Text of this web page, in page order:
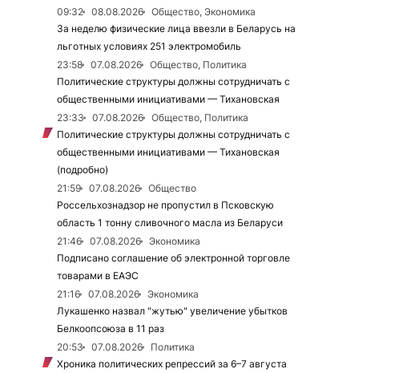
09:32
08.08.2026
Общество, Экономика
За неделю физические лица ввезли в Беларусь на
льготных условиях 251 электромобиль
23:58
07.08.2026
Общество, Политика
Политические структуры должны сотрудничать с
общественными инициативами — Тихановская
23:33
07.08.2026
Общество, Политика
Политические структуры должны сотрудничать с
общественными инициативами — Тихановская
(подробно)
21:59
07.08.2026
Общество
Россельхознадзор не пропустил в Псковскую
область 1 тонну сливочного масла из Беларуси
21:46
07.08.2026
Экономика
Подписано соглашение об электронной торговле
товарами в ЕАЭС
21:16
07.08.2026
Экономика
Лукашенко назвал "жутью" увеличение убытков
Белкоопсоюза в 11 раз
20:53
07.08.2026
Политика
Хроника политических репрессий за 6–7 августа